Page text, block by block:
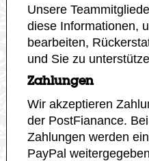
Unsere
diese Informationen,
bearbeiten,
und Sie zu
Zahlungen
Wir akzeptieren
der PostFianance.
Zahlungen werden
PayPal